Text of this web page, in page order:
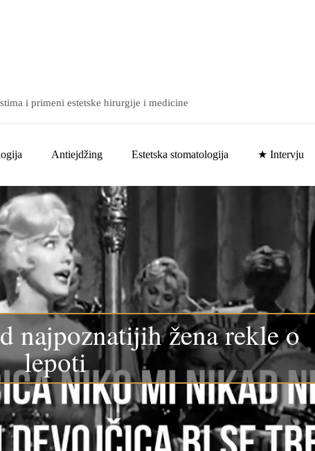
i primeni estetske hirurgije i medicine
Antiejdžing Estetska stomatologija ★ Intervju
najpoznatijih žena rekle o
lepoti